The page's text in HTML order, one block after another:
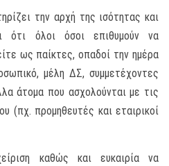
την αρχή της ισότητας και
ότι όλοι όσοι επιθυμούν να
ως παίκτες, οπαδοί την ημέρα
μέλη ΔΣ, συμμετέχοντες
άτομα που ασχολούνται με τις
(πχ. προμηθευτές και εταιρικοί
καθώς και ευκαιρία να